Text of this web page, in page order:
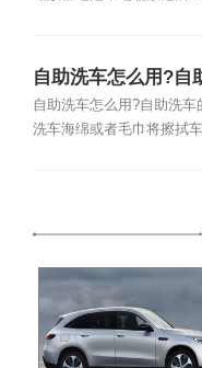
自助洗车怎么用?自
自助洗车怎么用?自助洗车
洗车海绵或者毛巾将擦拭车